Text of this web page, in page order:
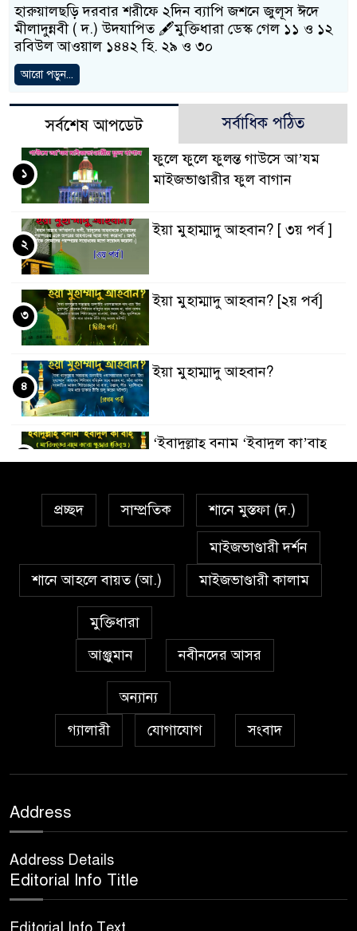
হারুয়ালছড়ি দরবার শরীফে ২দিন ব্যাপি জশনে জুলূস ঈদে
মীলাদুন্নবী ( দ.) উদযাপিত 🖋️মুক্তিধারা ডেস্ক গেল ১১ ও ১২
রবিউল আওয়াল ১৪৪২ হি. ২৯ ও ৩০
আরো পড়ুন...
সর্বশেষ আপডেট সর্বাধিক পঠিত
ফুলে ফুলে ফুলন্ত গাউসে আ’যম
মাইজভাণ্ডারীর ফুল বাগান
১
ইয়া মুহাম্মাদু আহবান? [ ৩য় পর্ব ]
২
ইয়া মুহাম্মাদু আহবান? [২য় পর্ব]
৩
ইয়া মুহাম্মাদু আহবান?
৪
‘ইবাদুল্লাহ্ বনাম ‘ইবাদুল কা’বাহ্
সর্বকালের সব সমস্যার সমাধানের
একমাত্র উপায় মহানবী (দঃ) আদর্শ
প্রেমাস্পদের গলি
অঞ্চল ভিত্তিক জশনে জুলূসে ঈদে
মিলাদুন্নবী এর গুরুত্ব
আইয়ূবীদের গ্রীবায় মারওয়ানী
১০
‘উরসে পাক সম্পন্ন
প্রচ্ছদ সাম্প্রতিক শানে মুস্তফা (দ.)
শানে আহলে বায়ত (আ.)
মাইজভাণ্ডারী দর্শন
মাইজভাণ্ডারী কালাম
মুক্তিধারা
আঞ্জুমান
নবীনদের আসর
অন্যান্য
গ্যালারী
যোগাযোগ সংবাদ
Address
Address Details
Editorial Info Title
Editorial Info Text